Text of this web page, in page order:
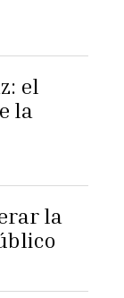
el
la
la